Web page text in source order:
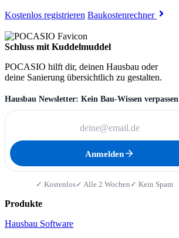
Kostenlos registrieren Baukostenrechner
Schluss mit Kuddelmuddel
POCASIO hilft dir, deinen Hausbau oder
deine Sanierung übersichtlich zu gestalten.
Hausbau Newsletter: Kein Bau-Wissen verpassen
Anmelden
✓ Kostenlos✓ Alle 2 Wochen ✓ Kein Spam
Produkte
Hausbau Software